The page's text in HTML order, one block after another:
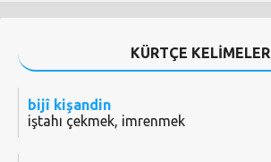
KÜRTÇE KELİMELER
bijî kişandin
iştahı çekmek, imrenmek